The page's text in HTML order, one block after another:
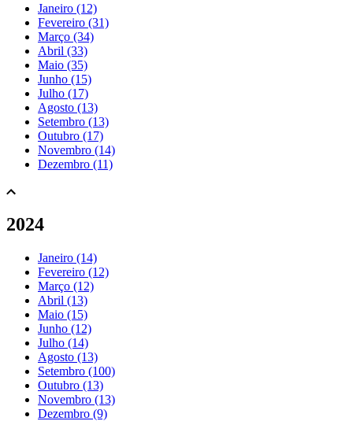
Janeiro (12)
Fevereiro (31)
Março (34)
Abril (33)
Maio (35)
Junho (15)
Julho (17)
Agosto (13)
Setembro (13)
Outubro (17)
Novembro (14)
Dezembro (11)
2024
Janeiro (14)
Fevereiro (12)
Março (12)
Abril (13)
Maio (15)
Junho (12)
Julho (14)
Agosto (13)
Setembro (100)
Outubro (13)
Novembro (13)
Dezembro (9)